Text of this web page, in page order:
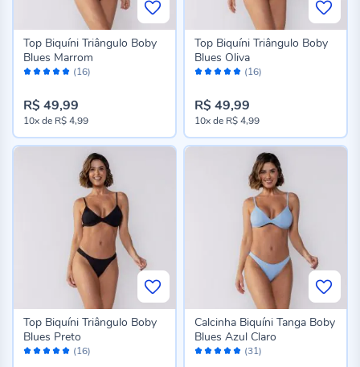
Avaliação: (16)
Top Biquíni Triângulo Boby
Blues Marrom
R$ 49,99
10xde R$ 4,99
Avaliação: (16)
Top Biquíni Triângulo Boby
Blues Oliva
R$ 49,99
10xde R$ 4,99
Avaliação: (16)
Top Biquíni Triângulo Boby
Blues Preto
Avaliação: (31)
Calcinha Biquíni Tanga Boby
Blues Azul Claro